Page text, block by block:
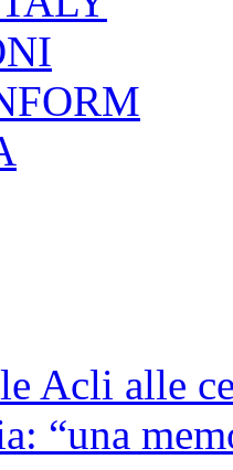
Acli alle
“una